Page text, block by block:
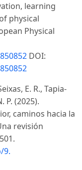
learning
physical
Physical
DOI:
E. R., Tapia-
P. (2025).
caminos hacia la
revisión
9.